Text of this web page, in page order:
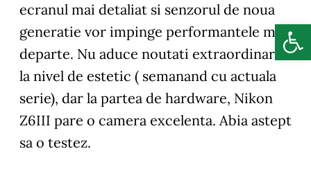
ecranul mai detaliat si senzorul de noua
generatie vor impinge performantele mai
departe. Nu aduce noutati extraordinare
la nivel de estetic ( semanand cu actuala
serie), dar la partea de hardware, Nikon
Z6III pare o camera excelenta. Abia astept
sa o testez.